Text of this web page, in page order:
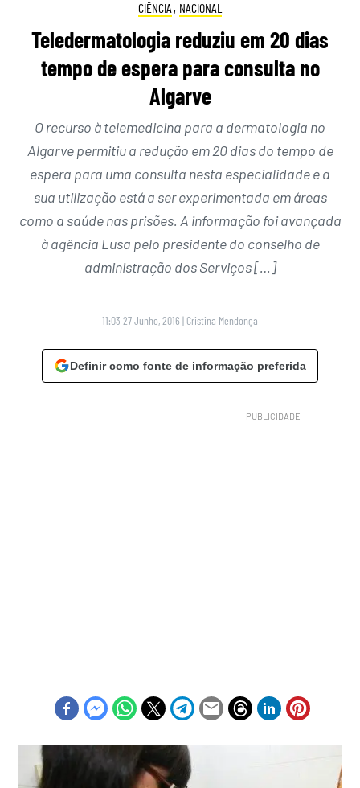
CIÊNCIA , NACIONAL
Teledermatologia reduziu em 20 dias
tempo de espera para consulta no
Algarve
O recurso à telemedicina para a dermatologia no
Algarve permitiu a redução em 20 dias do tempo de
espera para uma consulta nesta especialidade e a
sua utilização está a ser experimentada em áreas
como a saúde nas prisões. A informação foi avançada
à agência Lusa pelo presidente do conselho de
administração dos Serviços […]
11:03 27 Junho, 2016 | Cristina Mendonça
Definir como fonte de informação preferida